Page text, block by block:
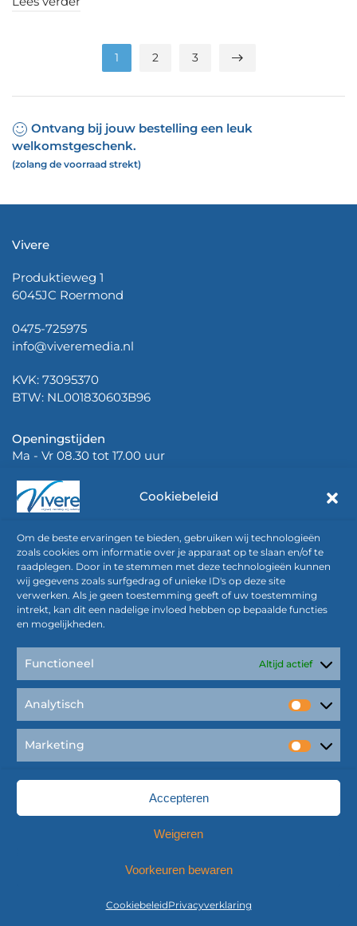
Cookiebeleid
Om de beste ervaringen te bieden, gebruiken wij technologieën
zoals cookies om informatie over je apparaat op te slaan en/of te
raadplegen. Door in te stemmen met deze technologieën kunnen
wij gegevens zoals surfgedrag of unieke ID's op deze site
verwerken. Als je geen toestemming geeft of uw toestemming
intrekt, kan dit een nadelige invloed hebben op bepaalde functies
en mogelijkheden.
Functioneel Altijd actief
Analytisch
Marketing
Accepteren
Weigeren
Voorkeuren bewaren
CookiebeleidPrivacyverklaring
1 2 3
Ontvang bij jouw bestelling een leuk
welkomstgeschenk.
(zolang de voorraad strekt)
Vivere
Produktieweg 1
6045JC Roermond
0475-725975
info@viveremedia.nl
KVK: 73095370
BTW: NL001830603B96
Openingstijden
Ma - Vr 08.30 tot 17.00 uur
Papierwerk
(*Gedeponeerd bij de KvK
onder nummer 00637528 en -30)
*Algemene voorwaarden (marketing, communicatie en
Privacy Statement
Alle rechten voorbehouden © Vivere 2026
Onderhoud